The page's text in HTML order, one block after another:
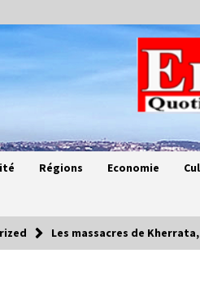
Régions Economie
nous
Les massacres de